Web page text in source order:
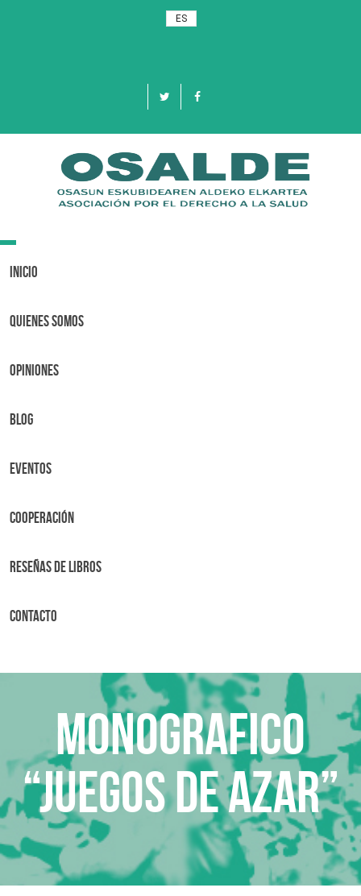
ES
Toggle
Inicio
Quienes Somos
OPINIONES
BLOG
Eventos
Cooperación
Reseñas de libros
Contacto
Monografico
“Juegos de azar”